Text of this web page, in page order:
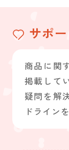
サポー
商品に関
掲載して
疑問を解
ドライン